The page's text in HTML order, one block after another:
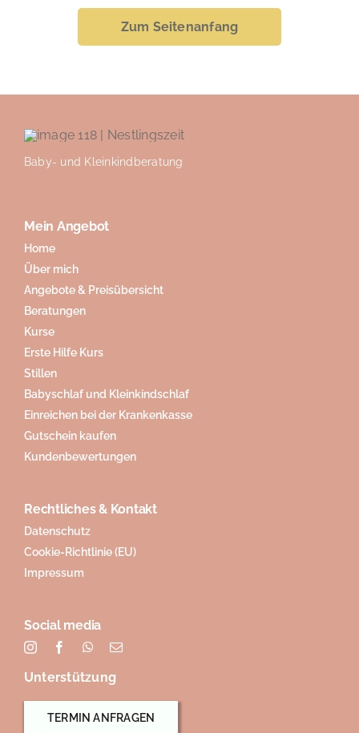
Zum Seitenanfang
Baby- und Kleinkindberatung
Mein Angebot
Home
Über mich
Angebote & Preisübersicht
Beratungen
Kurse
Erste Hilfe Kurs
Stillen
Babyschlaf und Kleinkindschlaf
Einreichen bei der Krankenkasse
Gutschein kaufen
Kundenbewertungen
Rechtliches & Kontakt
Datenschutz
Cookie-Richtlinie (EU)
Impressum
Social media
Unterstützung
TERMIN ANFRAGEN